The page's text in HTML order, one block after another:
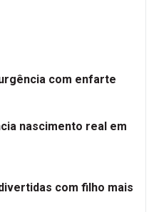
com enfarte
nascimento real em
com filho mais